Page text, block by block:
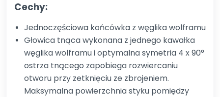
Cechy:
Jednoczęściowa końcówka z węglika wolframu
Głowica tnąca wykonana z jednego kawałka
węglika wolframu i optymalna symetria 4 x 90°
ostrza tnącego zapobiega rozwiercaniu
otworu przy zetknięciu ze zbrojeniem.
Maksymalna powierzchnia styku pomiędzy